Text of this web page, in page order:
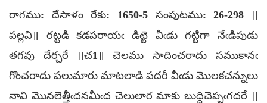
రాగము: దేసాళం రేకు: 1650-5 సంపుటము: 26-298 ॥
పల్లవి॥ రట్టడి కడపరాయఁ డిట్టె వీఁడు గట్టిగా నేఁడిపుడు
తగవు దేర్చరే ॥చ1॥ చెలము సాదించరాదు సముకానఁ
గొంచరాదు పలుమారు మాటలాడి పదరీ వీఁడు మొలకచన్నులు
నావి మొనలెత్తీఁదనమీఁద చెలులార మాకు బుద్దిచెప్పఁగదరే ॥